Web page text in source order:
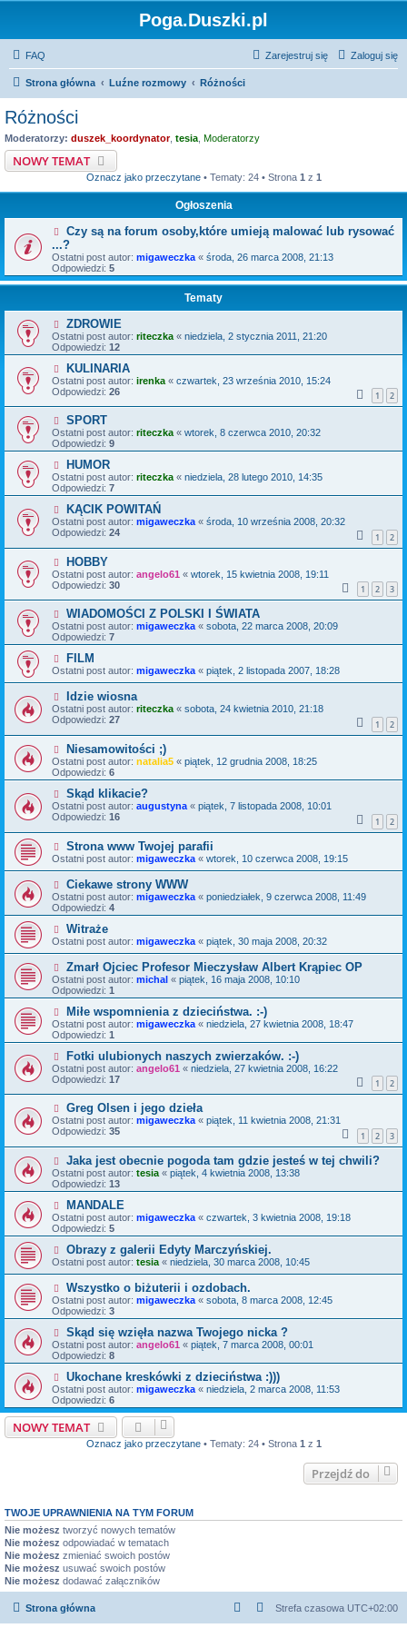
Poga.Duszki.pl
FAQ Zaloguj się
Zarejestruj się
Strona główna Luźne rozmowy Różności
Różności
Moderatorzy: duszek_koordynator, tesia Moderatorzy
NOWY TEMAT
Oznacz jako przeczytane• Tematy: 24 • Strona 1 z 1
Ogłoszenia
Czy są na forum osoby,które umieją malować lub rysować
...?
Ostatni post autor: migaweczka « środa, 26 marca 2008, 21:13
Odpowiedzi: 5
Tematy
ZDROWIE
Ostatni post autor: riteczka « niedziela, 2 stycznia 2011, 21:20
Odpowiedzi: 12
KULINARIA
Ostatni post autor: irenka « czwartek, 23 września 2010, 15:24
Odpowiedzi: 26 1 2
SPORT
Ostatni post autor: riteczka « wtorek, 8 czerwca 2010, 20:32
Odpowiedzi: 9
HUMOR
Ostatni post autor: riteczka « niedziela, 28 lutego 2010, 14:35
Odpowiedzi: 7
KĄCIK POWITAŃ
Ostatni post autor: migaweczka « środa, 10 września 2008, 20:32
Odpowiedzi: 24 1 2
HOBBY
Ostatni post autor: angelo61 « wtorek, 15 kwietnia 2008, 19:11
Odpowiedzi: 30 1 2 3
WIADOMOŚCI Z POLSKI I ŚWIATA
Ostatni post autor: migaweczka« sobota, 22 marca 2008, 20:09
Odpowiedzi: 7
FILM
Ostatni post autor: migaweczka« piątek, 2 listopada 2007, 18:28
Idzie wiosna
Ostatni post autor: riteczka« sobota, 24 kwietnia 2010, 21:18
Odpowiedzi: 27 1 2
Niesamowitości ;)
Ostatni post autor: natalia5 « piątek, 12 grudnia 2008, 18:25
Odpowiedzi: 6
Skąd klikacie?
Ostatni post autor: augustyna « piątek, 7 listopada 2008, 10:01
Odpowiedzi: 16 1 2
Strona www Twojej parafii
Ostatni post autor: migaweczka « wtorek, 10 czerwca 2008, 19:15
Ciekawe strony WWW
Ostatni post autor: migaweczka « poniedziałek, 9 czerwca 2008, 11:49
Odpowiedzi: 4
Witraże
Ostatni post autor: migaweczka « piątek, 30 maja 2008, 20:32
Zmarł Ojciec Profesor Mieczysław Albert Krąpiec OP
Ostatni post autor: michal « piątek, 16 maja 2008, 10:10
Odpowiedzi: 1
Miłe wspomnienia z dzieciństwa. :-)
Ostatni post autor: migaweczka « niedziela, 27 kwietnia 2008, 18:47
Odpowiedzi: 1
Fotki ulubionych naszych zwierzaków. :-)
Ostatni post autor: angelo61 « niedziela, 27 kwietnia 2008, 16:22
Odpowiedzi: 17 1 2
Greg Olsen i jego dzieła
Ostatni post autor: migaweczka « piątek, 11 kwietnia 2008, 21:31
Odpowiedzi: 35 1 2 3
Jaka jest obecnie pogoda tam gdzie jesteś w tej chwili?
Ostatni post autor: tesia « piątek, 4 kwietnia 2008, 13:38
Odpowiedzi: 13
MANDALE
Ostatni post autor: migaweczka « czwartek, 3 kwietnia 2008, 19:18
Odpowiedzi: 5
Obrazy z galerii Edyty Marczyńskiej.
Ostatni post autor: tesia « niedziela, 30 marca 2008, 10:45
Wszystko o biżuterii i ozdobach.
Ostatni post autor: migaweczka « sobota, 8 marca 2008, 12:45
Odpowiedzi: 3
Skąd się wzięła nazwa Twojego nicka ?
Ostatni post autor: angelo61 « piątek, 7 marca 2008, 00:01
Odpowiedzi: 8
Ukochane kreskówki z dzieciństwa :)))
Ostatni post autor: migaweczka « niedziela, 2 marca 2008, 11:53
Odpowiedzi: 6
NOWY TEMAT
Oznacz jako przeczytane• Tematy: 24 • Strona 1 z 1
Przejdź do
TWOJE UPRAWNIENIA NA TYM FORUM
Nie możesz tworzyć nowych tematów
Nie możesz odpowiadać w tematach
Nie możesz zmieniać swoich postów
Nie możesz usuwać swoich postów
Nie możesz dodawać załączników
Strona główna Strefa czasowa UTC+02:00